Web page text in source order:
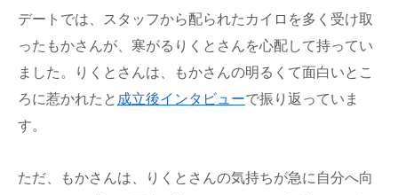
デートでは、スタッフから配られたカイロを多く受け取
ったもかさんが、寒がるりくとさんを心配して持ってい
ました。りくとさんは、もかさんの明るくて面白いとこ
ろに惹かれたと 成立後インタビューで振り返っていま
す。
ただ、もかさんは、りくとさんの気持ちが急に自分へ向